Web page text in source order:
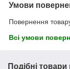
Умови
Повернення
Всі умови
Подібні товари